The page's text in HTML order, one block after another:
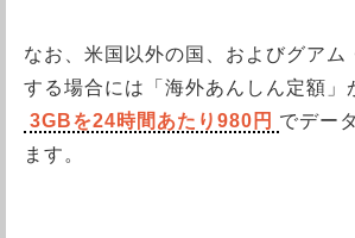
なお、米国以外の国、およびグアム
する場合には「海外あんしん定額」
3GBを24時間あたり980円 でデー
ます。